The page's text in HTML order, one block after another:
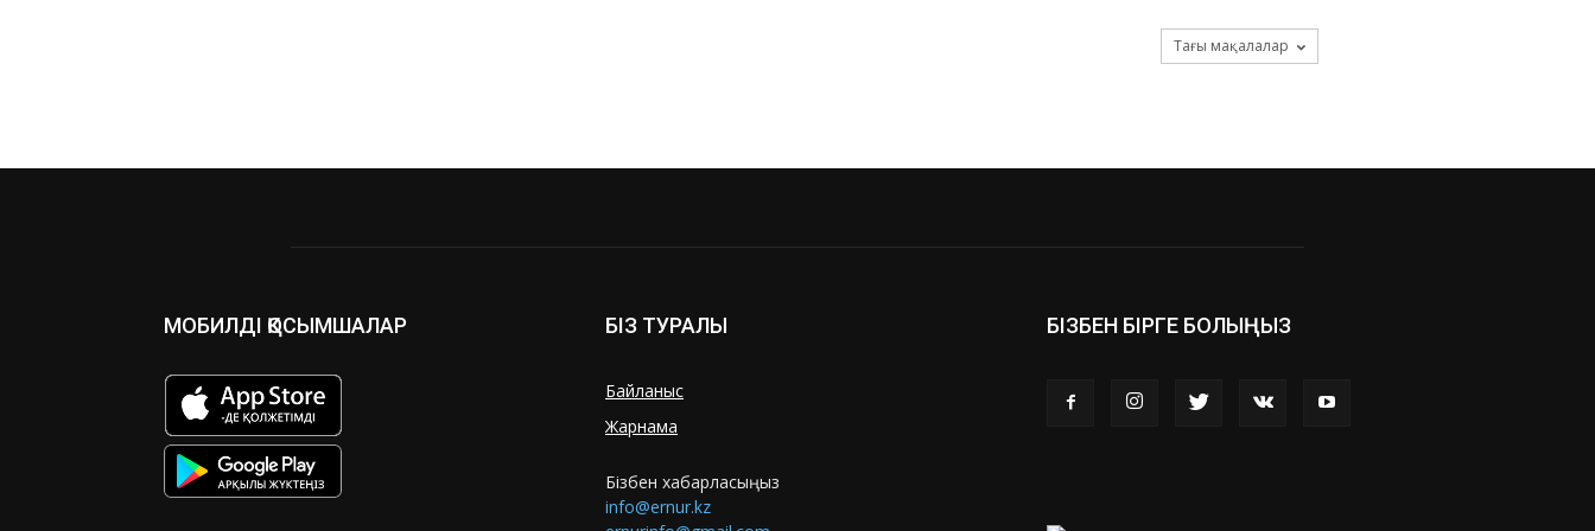
Тағы мақалалар
МОБИЛДІ ҚОСЫМШАЛАР БІЗ ТУРАЛЫ
Байланыс
Жарнама
Бізбен хабарласыңыз
info@ernur.kz
БІЗБЕН БІРГЕ БОЛЫҢЫЗ